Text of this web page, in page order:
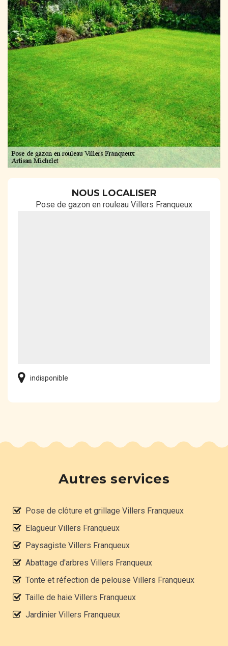
NOUS LOCALISER
Pose de gazon en rouleau Villers Franqueux
indisponible
Autres services
Pose de clôture et grillage Villers Franqueux
Elagueur Villers Franqueux
Paysagiste Villers Franqueux
Abattage d'arbres Villers Franqueux
Tonte et réfection de pelouse Villers Franqueux
Taille de haie Villers Franqueux
Jardinier Villers Franqueux